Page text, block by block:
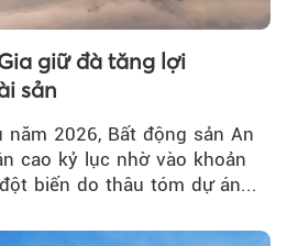
giữ đà tăng lợi
sản
năm 2026, Bất động sản An
cao kỷ lục nhờ vào khoản
biến do thâu tóm dự án...